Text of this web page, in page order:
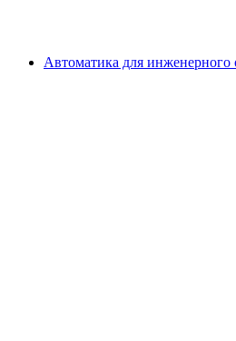
Автоматика для инженерного